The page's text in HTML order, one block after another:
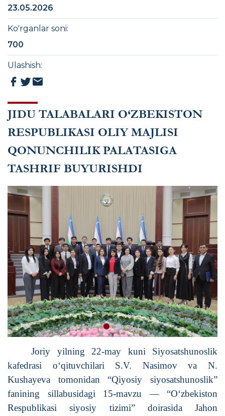
JIDU TALABALARI O‘ZBEKISTON
RESPUBLIKASI OLIY MAJLISI
QONUNCHILIK PALATASIGA
TASHRIF BUYURISHDI
Joriy yilning 22-may kuni Siyosatshunoslik
kafedrasi o‘qituvchilari S.V. Nasimov va N.
Kushayeva tomonidan “Qiyosiy siyosatshunoslik”
fanining sillabusidagi 15-mavzu — “O‘zbekiston
Respublikasi siyosiy tizimi” doirasida Jahon
23.05.2026
Ko'rganlar soni:
700
Ulashish: